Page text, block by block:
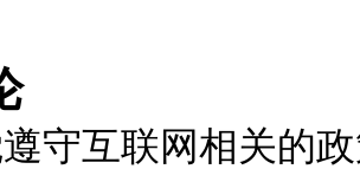
守互联网相关的